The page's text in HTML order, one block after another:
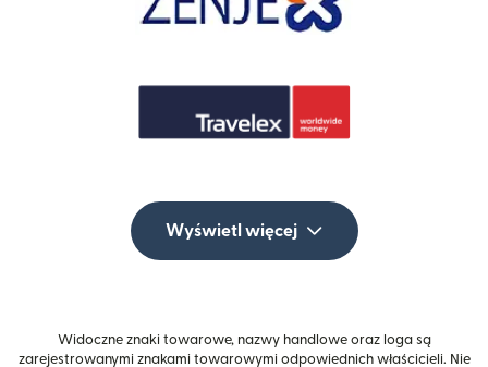
Wyświetl więcej
Widoczne znaki towarowe, nazwy handlowe oraz loga są
zarejestrowanymi znakami towarowymi odpowiednich właścicieli. Nie